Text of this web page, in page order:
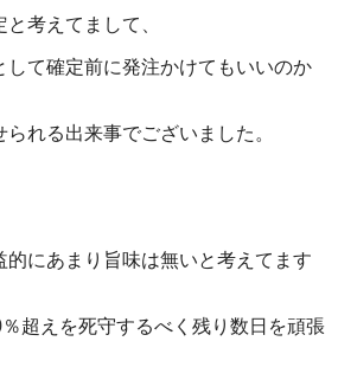
考えてまして、
して確定前に発注かけてもいいのか
れる出来事でございました。
的にあまり旨味は無いと考えてます
超えを死守するべく残り数日を頑張